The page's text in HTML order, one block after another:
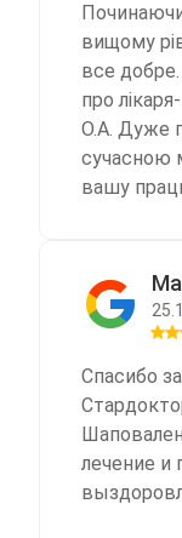
Починаючи
вищому
все
про
О.А. Дуже
сучасною
вашу
Спасибо
лечение и